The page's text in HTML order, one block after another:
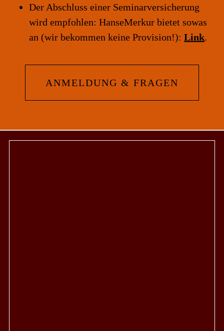
Der Abschluss einer Seminarversicherung
wird empfohlen: HanseMerkur bietet sowas
an (wir bekommen keine Provision!):Link.
ANMELDUNG & FRAGEN